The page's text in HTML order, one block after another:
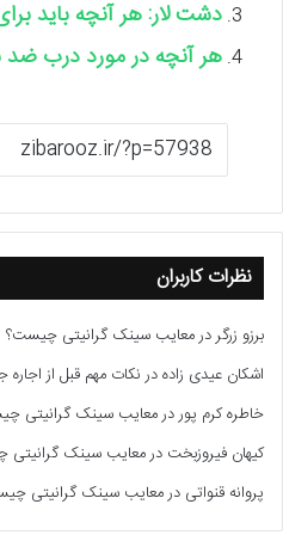
دشت لار: هر آنچه باید
هر آنچه در مورد درب ضد
نظرات کاربران
برزو زرگردرمعایب سینک گرانیتی چیست؟
اشکان عیدی زادهدرنکات مهم قبل از
خاطره کرم پوردرمعایب سینک گرانیتی
کیهان فیروزبخت درمعایب سینک
پروانه قنواتی درمعایب سینک گرانیتی